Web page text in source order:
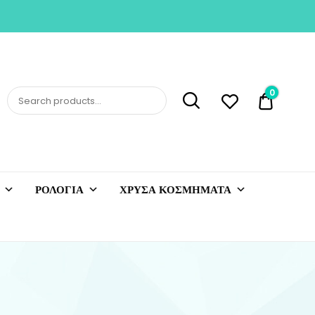
0,00 €
0
ΡΟΛΟΓΙΑ ΧΡΥΣΑ ΚΟΣΜΗΜΑΤΑ